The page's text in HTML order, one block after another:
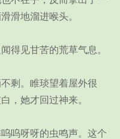
滑地溜进喉头。
见甘苦的荒草气息。
剩。睢琰望着屋外很
，她才回过神来。
呜呀呀的虫鸣声。这个